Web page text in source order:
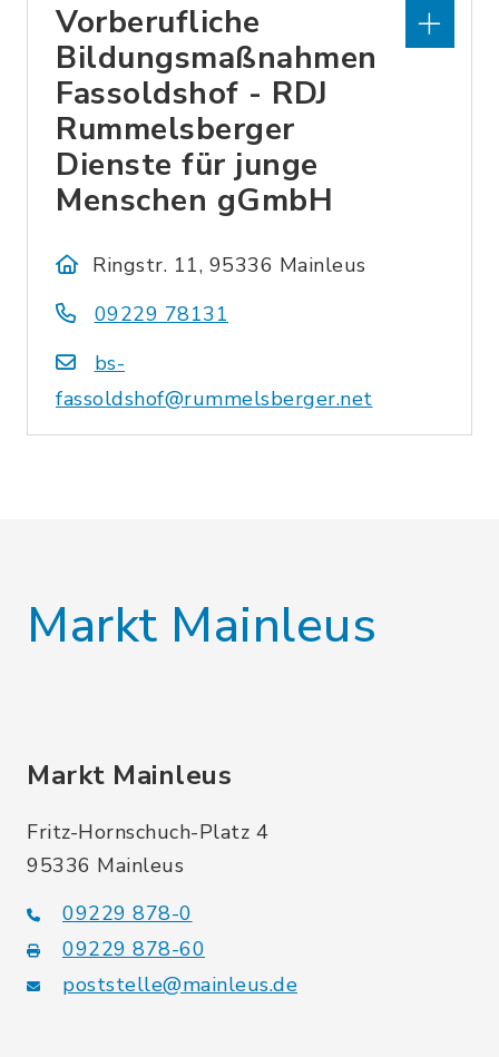
Vorberufliche
Bildungsmaßnahmen
Fassoldshof - RDJ
Rummelsberger
Dienste für junge
Menschen gGmbH
Ringstr. 11, 95336 Mainleus
09229 78131
bs-
fassoldshof@rummelsberger.net
Markt Mainleus
Markt Mainleus
Fritz-Hornschuch-Platz 4
95336 Mainleus
09229 878-0
09229 878-60
poststelle@mainleus.de